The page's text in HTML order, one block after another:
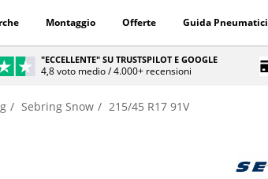
Montaggio Offerte Guida Pneumatici
"ECCELLENTE" SU TRUSTSPILOT E GOOGLE
4,8 voto medio / 4.000+ recensioni
Sebring Snow
215/45 R17 91V